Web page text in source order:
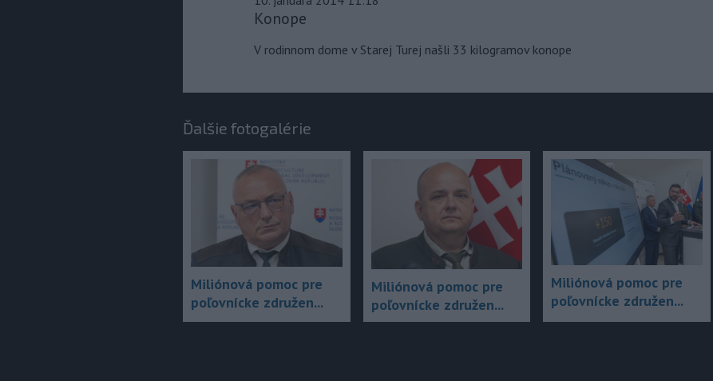
Konope
V rodinnom dome v Starej Turej našli 33 kilogramov konope
Ďalšie fotogalérie
Miliónová pomoc pre
poľovnícke združen...
Miliónová pomoc pre
poľovnícke združen...
Miliónová pomoc pre
poľovnícke združen...